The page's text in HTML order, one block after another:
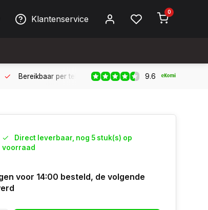
Klantenservice
0
Bereikbaar per telefoon op werkdagen van 09:00 tot
9.6
Direct leverbaar, nog 5 stuk(s) op
voorraad
voor 14:00 besteld, de volgende